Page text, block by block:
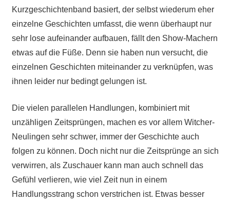
Kurzgeschichtenband basiert, der selbst wiederum eher
einzelne Geschichten umfasst, die wenn überhaupt nur
sehr lose aufeinander aufbauen, fällt den Show-Machern
etwas auf die Füße. Denn sie haben nun versucht, die
einzelnen Geschichten miteinander zu verknüpfen, was
ihnen leider nur bedingt gelungen ist.
Die vielen parallelen Handlungen, kombiniert mit
unzähligen Zeitsprüngen, machen es vor allem Witcher-
Neulingen sehr schwer, immer der Geschichte auch
folgen zu können. Doch nicht nur die Zeitsprünge an sich
verwirren, als Zuschauer kann man auch schnell das
Gefühl verlieren, wie viel Zeit nun in einem
Handlungsstrang schon verstrichen ist. Etwas besser